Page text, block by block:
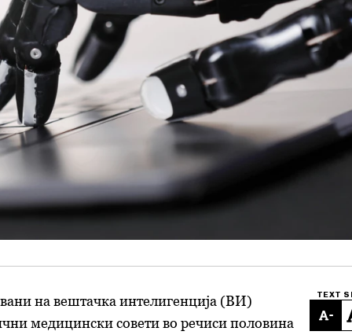
TEXT
-
на вештачка интелигенција (ВИ)
медицински совети во речиси половина